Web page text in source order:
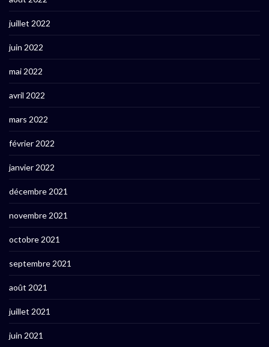
juillet 2022
juin 2022
mai 2022
avril 2022
mars 2022
février 2022
janvier 2022
décembre 2021
novembre 2021
octobre 2021
septembre 2021
août 2021
juillet 2021
juin 2021